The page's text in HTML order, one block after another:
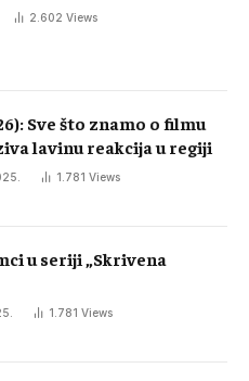
2.602 Views
Sve što znamo o filmu
lavinu reakcija u regiji
1.781 Views
u seriji „Skrivena
1.781 Views